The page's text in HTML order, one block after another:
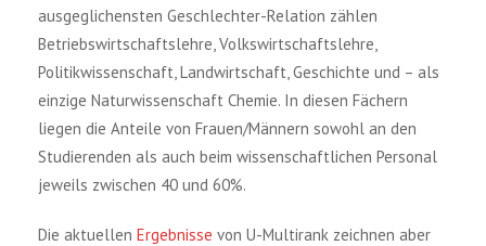
ausgeglichensten Geschlechter-Relation zählen
Betriebswirtschaftslehre, Volkswirtschaftslehre,
Politikwissenschaft, Landwirtschaft, Geschichte und – als
einzige Naturwissenschaft Chemie. In diesen Fächern
liegen die Anteile von Frauen/Männern sowohl an den
Studierenden als auch beim wissenschaftlichen Personal
jeweils zwischen 40 und 60%.
Die aktuellen Ergebnisse von U-Multirank zeichnen aber